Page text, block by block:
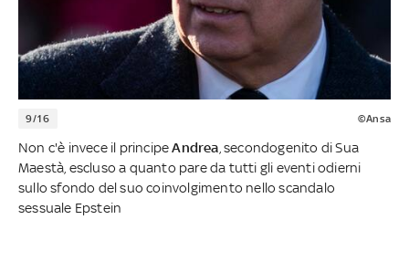
9/16 ©Ansa
Non c'è invece il principeAndrea, secondogenito di Sua
Maestà, escluso a quanto pare da tutti gli eventi odierni
sullo sfondo del suo coinvolgimento nello scandalo
sessuale Epstein